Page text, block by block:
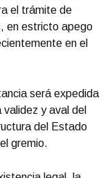
el trámite de
en estricto apego
en el
será expedida
y aval del
del Estado
gremio.